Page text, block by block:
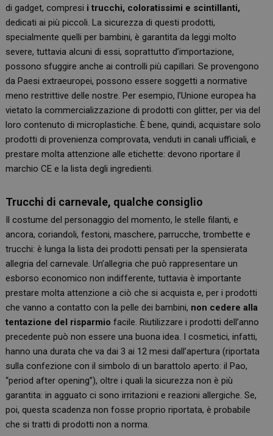
di gadget, compresi i trucchi, coloratissimi e scintillanti,
dedicati ai più piccoli. La sicurezza di questi prodotti,
specialmente quelli per bambini, è garantita da leggi molto
severe, tuttavia alcuni di essi, soprattutto d’importazione,
possono sfuggire anche ai controlli più capillari. Se provengono
da Paesi extraeuropei, possono essere soggetti a normative
meno restrittive delle nostre. Per esempio, l’Unione europea ha
vietato la commercializzazione di prodotti con glitter, per via del
loro contenuto di microplastiche. È bene, quindi, acquistare solo
prodotti di provenienza comprovata, venduti in canali ufficiali, e
prestare molta attenzione alle etichette: devono riportare il
marchio CE e la lista degli ingredienti.
Trucchi di carnevale, qualche consiglio
Il costume del personaggio del momento, le stelle filanti, e
ancora, coriandoli, festoni, maschere, parrucche, trombette e
trucchi: è lunga la lista dei prodotti pensati per la spensierata
allegria del carnevale. Un’allegria che può rappresentare un
esborso economico non indifferente, tuttavia è importante
prestare molta attenzione a ciò che si acquista e, per i prodotti
che vanno a contatto con la pelle dei bambini, non cedere alla
tentazione del risparmio facile. Riutilizzare i prodotti dell’anno
precedente può non essere una buona idea. I cosmetici, infatti,
hanno una durata che va dai 3 ai 12 mesi dall’apertura (riportata
sulla confezione con il simbolo di un barattolo aperto: il Pao,
“period after opening”), oltre i quali la sicurezza non è più
garantita: in agguato ci sono irritazioni e reazioni allergiche. Se,
poi, questa scadenza non fosse proprio riportata, è probabile
che si tratti di prodotti non a norma.